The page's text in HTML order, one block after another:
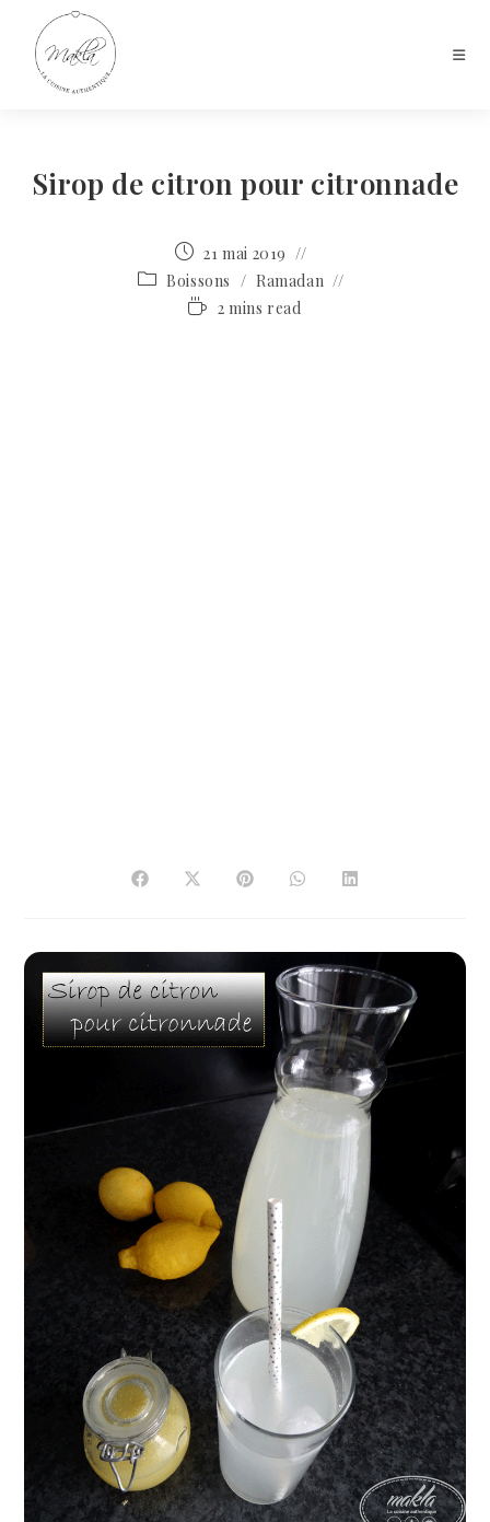
Sirop de citron pour citronnade
21 mai 2019
Boissons / Ramadan
2 mins read